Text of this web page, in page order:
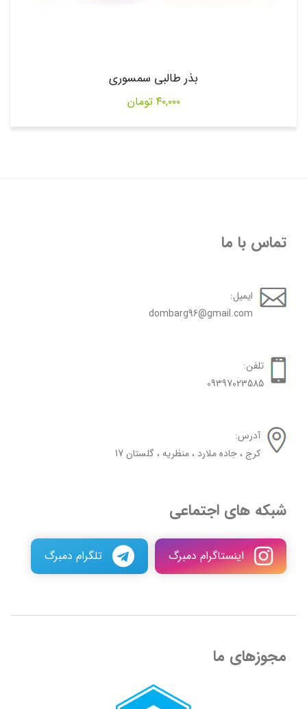
بذر طالبی سمسوری
۴۰,۰۰۰ تومان
تماس با ما
ایمیل:
dombarg96@gmail.com
تلفن:
09397023585
آدرس:
کرج ، جاده ملارد ، منظریه ، گلستان 17
شبکه های اجتماعی
اینستاگرام دمبرگ تلگرام دمبرگ
مجوزهای ما